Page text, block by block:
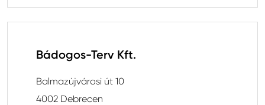
Bádogos-Terv Kft.
Balmazújvárosi út 10
4002 Debrecen